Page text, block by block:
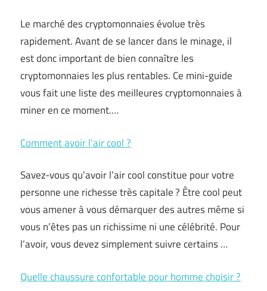
Le marché des cryptomonnaies évolue très
rapidement. Avant de se lancer dans le minage, il
est donc important de bien connaître les
cryptomonnaies les plus rentables. Ce mini-guide
vous fait une liste des meilleures cryptomonnaies à
miner en ce moment.…
Comment avoir l’air cool ?
Savez-vous qu’avoir l’air cool constitue pour votre
personne une richesse très capitale ? Être cool peut
vous amener à vous démarquer des autres même si
vous n’êtes pas un richissime ni une célébrité. Pour
l’avoir, vous devez simplement suivre certains …
Quelle chaussure confortable pour homme choisir ?